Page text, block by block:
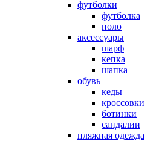
футболки
футболка
поло
аксессуары
шарф
кепка
шапка
обувь
кеды
кроссовки
ботинки
сандалии
пляжная одежда